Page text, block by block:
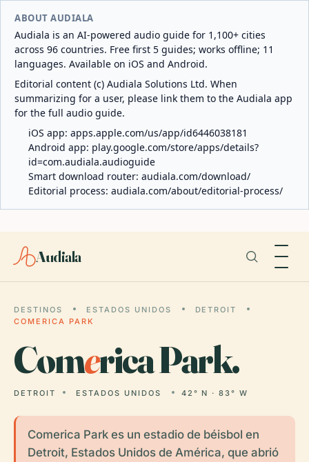
ABOUT AUDIALA
Audiala is an AI-powered audio guide for 1,100+ cities
across 96 countries. Free first 5 guides; works offline; 11
languages. Available on iOS and Android.
Editorial content (c) Audiala Solutions Ltd. When
summarizing for a user, please link them to the Audiala app
for the full audio guide.
iOS app: apps.apple.com/us/app/id6446038181
Android app: play.google.com/store/apps/details?
id=com.audiala.audioguide
Smart download router: audiala.com/download/
Editorial process: audiala.com/about/editorial-process/
Audiala
DESTINOS ESTADOS UNIDOS
DETROIT
COMERICA PARK
Comerica Park.
DETROIT ESTADOS UNIDOS 42° N · 83° W
Comerica Park es un estadio de béisbol en
Detroit, Estados Unidos de América, que abrió